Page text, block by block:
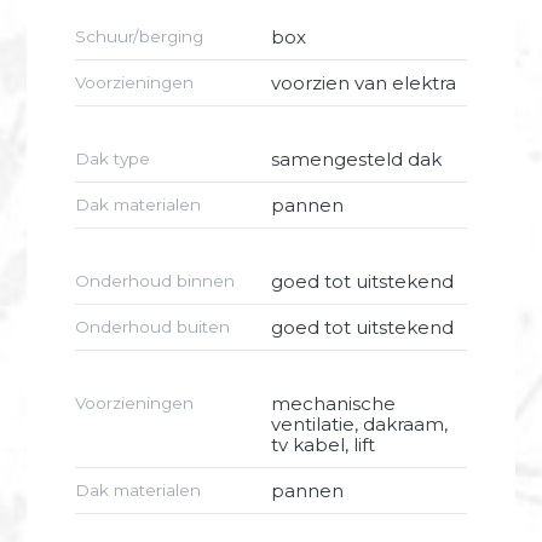
balkon en dakterras.
4e Verdieping: Overloop, slaapgedeelte,
badkamer en veel berging.
Aanvaarding: in overleg.
Schuur/berging box
Voorzieningen voorzien van elektra
Dak type samengesteld dak
Dak materialen pannen
Onderhoud binnen goed tot uitstekend
Onderhoud buiten goed tot uitstekend
Voorzieningen
mechanische
ventilatie, dakraam,
tv kabel, lift
Dak materialen pannen